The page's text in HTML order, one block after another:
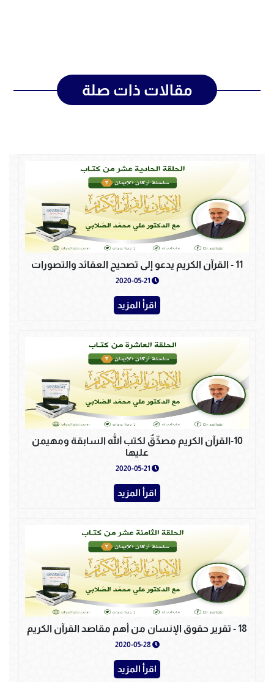
مقالات ذات صلة
11 - القرآن الكريم يدعو إلى تصحيح العقائد والتصورات
اقرأ المزيد
10-القرآن الكريم مصدِّقٌ لكتب الله السابقة ومهيمن
عليها
اقرأ المزيد
18 - تقرير حقوق الإنسان من أهم مقاصد القرآن الكريم
اقرأ المزيد